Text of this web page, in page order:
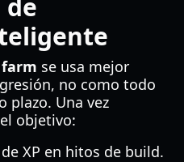
se usa mejor
no como todo
plazo. Una vez
objetivo:
XP en hitos de build.